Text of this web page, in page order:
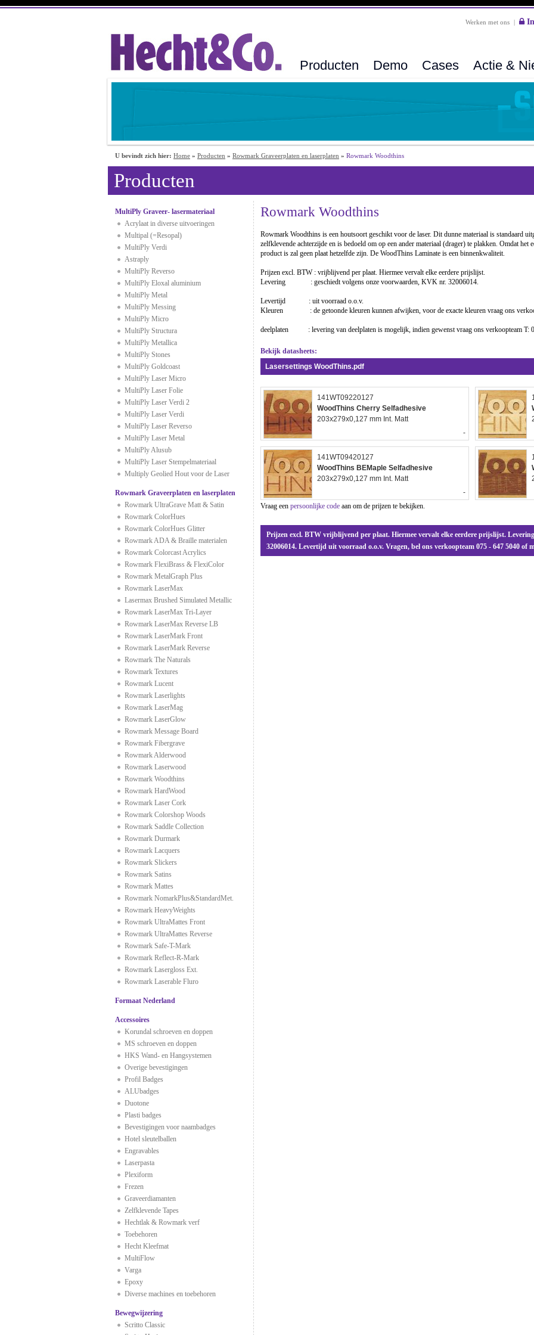
Werken met ons |
Producten Demo Cases Actie &
U bevindt zich hier: Home » Producten » Rowmark Graveerplaten en laserplaten » Rowmark Woodthins
Producten
MultiPly Graveer- lasermateriaal
Acrylaat in diverse uitvoeringen
Multipal (=Resopal)
MultiPly Verdi
Astraply
MultiPly Reverso
MultiPly Eloxal aluminium
MultiPly Metal
MultiPly Messing
MultiPly Micro
MultiPly Structura
MultiPly Metallica
MultiPly Stones
MultiPly Goldcoast
MultiPly Laser Micro
MultiPly Laser Folie
MultiPly Laser Verdi 2
MultiPly Laser Verdi
MultiPly Laser Reverso
MultiPly Laser Metal
MultiPly Alusub
MultiPly Laser Stempelmateriaal
Multiply Geolied Hout voor de Laser
Rowmark Graveerplaten en laserplaten
Rowmark UltraGrave Matt & Satin
Rowmark ColorHues
Rowmark ColorHues Glitter
Rowmark ADA & Braille materialen
Rowmark Colorcast Acrylics
Rowmark FlexiBrass & FlexiColor
Rowmark MetalGraph Plus
Rowmark LaserMax
Lasermax Brushed Simulated Metallic
Rowmark LaserMax Tri-Layer
Rowmark LaserMax Reverse LB
Rowmark LaserMark Front
Rowmark LaserMark Reverse
Rowmark The Naturals
Rowmark Textures
Rowmark Lucent
Rowmark Laserlights
Rowmark LaserMag
Rowmark LaserGlow
Rowmark Message Board
Rowmark Fibergrave
Rowmark Alderwood
Rowmark Laserwood
Rowmark Woodthins
Rowmark HardWood
Rowmark Laser Cork
Rowmark Colorshop Woods
Rowmark Saddle Collection
Rowmark Durmark
Rowmark Lacquers
Rowmark Slickers
Rowmark Satins
Rowmark Mattes
Rowmark NomarkPlus&StandardMet.
Rowmark HeavyWeights
Rowmark UltraMattes Front
Rowmark UltraMattes Reverse
Rowmark Safe-T-Mark
Rowmark Reflect-R-Mark
Rowmark Lasergloss Ext.
Rowmark Laserable Fluro
Formaat Nederland
Accessoires
Korundal schroeven en doppen
MS schroeven en doppen
HKS Wand- en Hangsystemen
Overige bevestigingen
Profil Badges
ALUbadges
Duotone
Plasti badges
Bevestigingen voor naambadges
Hotel sleutelballen
Engravables
Laserpasta
Plexiform
Frezen
Graveerdiamanten
Zelfklevende Tapes
Hechtlak & Rowmark verf
Toebehoren
Hecht Kleefmat
MultiFlow
Varga
Epoxy
Diverse machines en toebehoren
Bewegwijzering
Scritto Classic
Rowmark Woodthins
Rowmark Woodthins is een houtsoort geschikt voor de laser. Dit dunne materiaal is standaard
zelfklevende achterzijde en is bedoeld om op een ander materiaal (drager) te plakken. Omdat het
product is zal geen plaat hetzelfde zijn. De WoodThins Laminate is een binnenkwaliteit.
Prijzen excl. BTW : vrijblijvend per plaat. Hiermee vervalt elke eerdere prijslijst.
Levering : geschiedt volgens onze voorwaarden, KVK nr. 32006014.
Levertijd : uit voorraad o.o.v.
Kleuren : de getoonde kleuren kunnen afwijken, voor de exacte kleuren vraag ons
deelplaten : levering van deelplaten is mogelijk, indien gewenst vraag ons verkoopteam T:
Bekijk datasheets:
Lasersettings WoodThins.pdf
141WT09220127
WoodThins Cherry Selfadhesive
203x279x0,127 mm Int. Matt
-
141WT09420127
WoodThins BEMaple Selfadhesive
203x279x0,127 mm Int. Matt
-
Vraag een persoonlijke code aan om de prijzen te bekijken.
Prijzen excl. BTW vrijblijvend per plaat. Hiermee vervalt elke eerdere prijslijst.
32006014. Levertijd uit voorraad o.o.v. Vragen, bel ons verkoopteam 075 - 647 5040 of